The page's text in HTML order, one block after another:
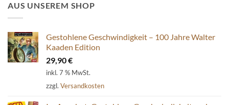
AUS UNSEREM SHOP
Gestohlene Geschwindigkeit – 100 Jahre Walter
Kaaden Edition
29,90€
inkl. 7 % MwSt.
zzgl. Versandkosten